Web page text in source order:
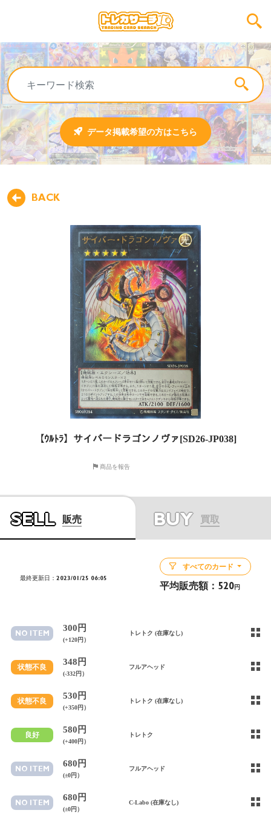
データ掲載希望の方はこちら
BACK
【ｳﾙﾄﾗ】サイバードラゴンノヴァ[SD26-JP038]
商品を報告
SELL 販売 BUY 買取
最終更新日：2023/01/25 06:05
すべてのカード
平均販売額： 520円
NO ITEM
300円
(+120円）
トレトク (在庫なし)
状態不良
348円
(-332円）
フルアヘッド
状態不良
530円
(+350円）
トレトク (在庫なし)
良好
580円
(+400円）
トレトク
NO ITEM
680円
(±0円）
フルアヘッド
NO ITEM
680円
(±0円）
C-Labo (在庫なし)